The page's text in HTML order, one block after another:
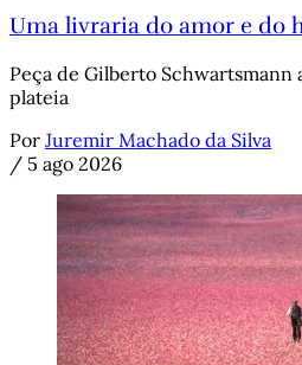
Uma livraria do amor e do
Peça de Gilberto Schwartsmann
plateia
Por Juremir Machado da Silva
/ 5 ago 2026